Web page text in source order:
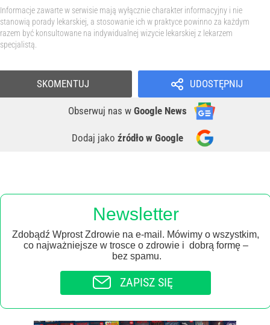
Informacje zawarte w serwisie mają wyłącznie charakter informacyjny i nie
stanowią porady lekarskiej, a stosowanie ich w praktyce powinno za każdym
razem być konsultowane na indywidualnej wizycie lekarskiej z lekarzem
specjalistą.
UDOSTĘPNIJ
Obserwuj nas w Google News
Dodaj jako źródło w Google
SKOMENTUJ
Newsletter
Zdobądź Wprost Zdrowie na e-mail. Mówimy o wszystkim,
co najważniejsze w trosce o zdrowie i dobrą formę –
bez spamu.
ZAPISZ SIĘ